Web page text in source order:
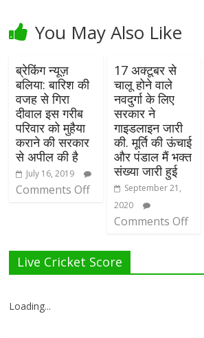
You May Also Like
ब्रेकिंग न्यूज़
बलिया: बारिश की
वजह से गिरा
दीवाल इस गरीब
परिवार को मुहैया
कराने की सरकार
से अपील की है
July 16, 2019
Comments Off
17 अक्टूबर से
चालू होने वाले
नवदुर्गा के लिए
सरकार ने
गाइडलाइन जारी
की. मूर्ति की ऊंचाई
और पंडाल मैं भक्त
संख्या जारी हुई
September 21,
2020
Comments Off
Live Cricket Score
Loading...